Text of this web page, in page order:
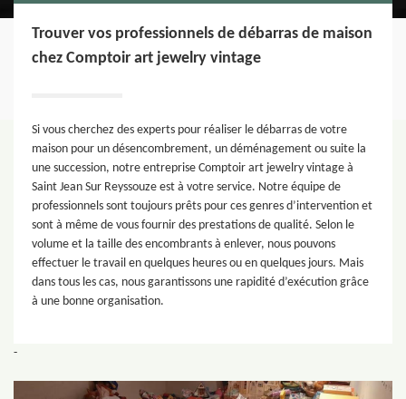
Trouver vos professionnels de débarras de maison
chez Comptoir art jewelry vintage
Si vous cherchez des experts pour réaliser le débarras de votre
maison pour un désencombrement, un déménagement ou suite la
une succession, notre entreprise Comptoir art jewelry vintage à
Saint Jean Sur Reyssouze est à votre service. Notre équipe de
professionnels sont toujours prêts pour ces genres d’intervention et
sont à même de vous fournir des prestations de qualité. Selon le
volume et la taille des encombrants à enlever, nous pouvons
effectuer le travail en quelques heures ou en quelques jours. Mais
dans tous les cas, nous garantissons une rapidité d’exécution grâce
à une bonne organisation.
-